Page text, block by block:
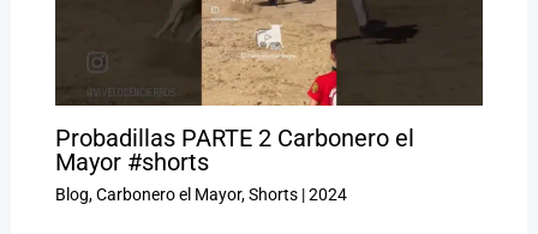
Probadillas PARTE 2 Carbonero el
Mayor #shorts
Blog,Carbonero el Mayor,Shorts|2024